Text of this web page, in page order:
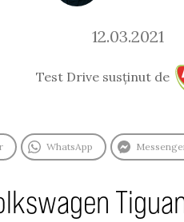
12.03.2021
Test Drive susținut de
WhatsApp